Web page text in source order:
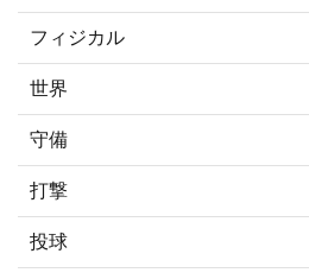
フィジカル
世界
守備
打撃
投球